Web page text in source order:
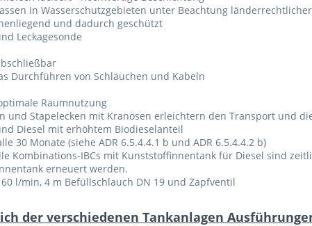
in Wasserschutzgebieten unter Beachtung
und dadurch geschützt
Leckagesonde
Durchführen von Schläuchen und Kabeln
Raumnutzung
und Stapelecken mit Kranösen erleichtern den Transport und
Diesel mit erhöhtem Biodieselanteil
30 Monate (siehe ADR 6.5.4.4.1 b und ADR 6.5.4.4.2 b)
Kombinations-IBCs mit Kunststoffinnentank für Diesel sind
erneuert werden.
l/min, 4 m Befüllschlauch DN 19 und Zapfventil
der verschiedenen Tankanlagen